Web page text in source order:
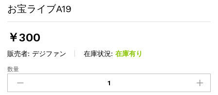
お宝ライブA19
￥300
販売者: デジファン 在庫状況: 在庫有り
お
ラ
数量